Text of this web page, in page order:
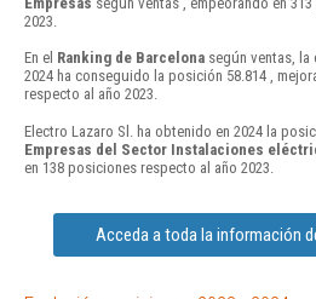
2023.
En el Ranking de Barcelona según ventas, la
2024 ha conseguido la posición 58.814 ,
respecto al año 2023.
Electro Lazaro Sl. ha obtenido en 2024 la
Empresas del Sector Instalaciones
en 138 posiciones respecto al año 2023.
Acceda a toda la información